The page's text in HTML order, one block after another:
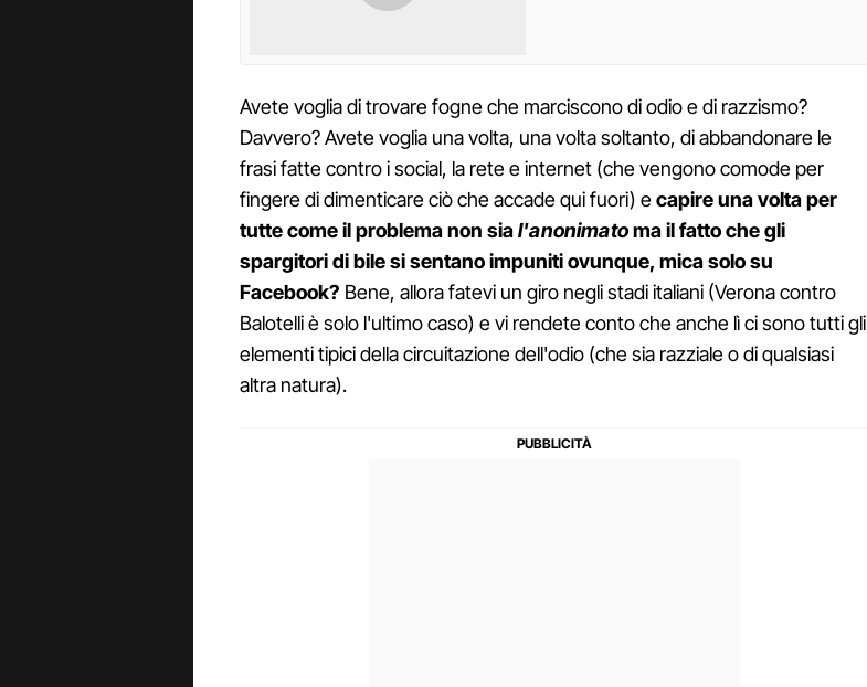
Avete voglia di trovare fogne che marciscono di odio e di razzismo?
Davvero? Avete voglia una volta, una volta soltanto, di abbandonare le
frasi fatte contro i social, la rete e internet (che vengono comode per
fingere di dimenticare ciò che accade qui fuori) ecapire una volta per
tutte come il problema non sial'anonimatoma il fatto che gli
spargitori di bile si sentano impuniti ovunque, mica solo su
Facebook? Bene, allora fatevi un giro negli stadi italiani (Verona contro
Balotelli è solo l'ultimo caso) e vi rendete conto che anche lì ci sono tutti gli
elementi tipici della circuitazione dell'odio (che sia razziale o di qualsiasi
altra natura).